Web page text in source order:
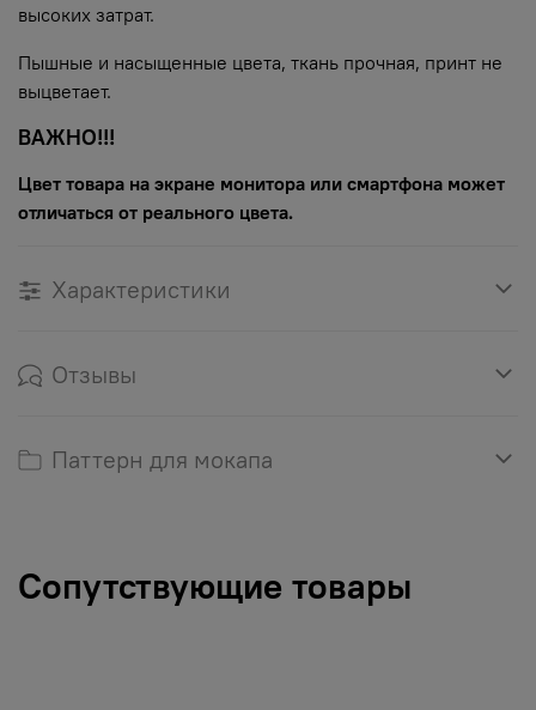
высоких затрат.
Пышные и насыщенные цвета, ткань прочная, принт не
выцветает.
ВАЖНО!!!
Цвет товара на экране монитора или смартфона может
отличаться от реального цвета.
Характеристики
Отзывы
Паттерн для мокапа
Сопутствующие товары